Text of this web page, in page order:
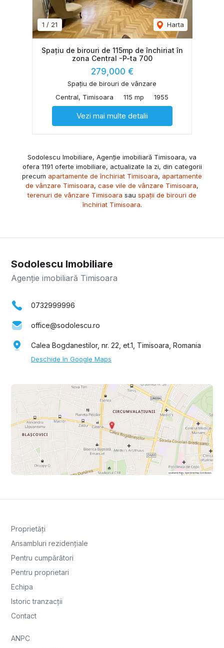
1 / 21 Harta
Spațiu de birouri de 115mp de închiriat în
zona Central -P-ta 700
279,000 €
Spațiu de birouri de vânzare
Central, Timisoara
115 mp 1955
Vezi mai multe detalii
Sodolescu Imobiliare, Agenție imobiliară Timisoara, va
ofera 1191 oferte imobiliare, actualizate la zi, din categorii
precum apartamente de închiriat Timisoara, apartamente
de vânzare Timisoara, case vile de vânzare Timisoara,
terenuri de vânzare Timisoara sau spații de birouri de
închiriat Timisoara.
Sodolescu Imobiliare
Agenție imobiliară Timisoara
0732999996
office@sodolescu.ro
Calea Bogdanestilor, nr. 22, et.1, Timisoara, Romania
Deschide în Google Maps
Proprietăți
Ansambluri rezidențiale
Pentru cumpărători
Pentru proprietari
Echipa
Istoric tranzacții
Contact
ANPC